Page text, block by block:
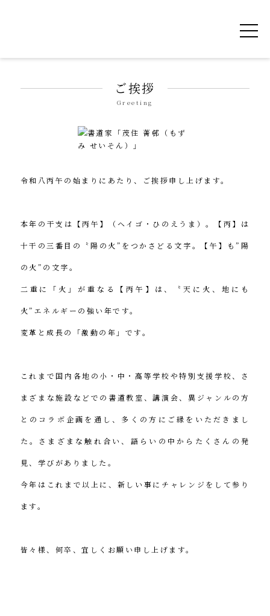
令和を書いた書道家「茂住 菁邨（もずみ せ
ご挨拶
Greeting
令和八丙午の始まりにあたり、ご挨拶申し上げます。
本年の干支は【丙午】（ヘイゴ・ひのえうま）。【丙】は
十干の三番目の〝陽の火”をつかさどる文字。【午】も”陽
の火”の文字。
二重に「火」が重なる【丙午】は、〝天に火、地にも
火”エネルギーの強い年です。
変革と成長の「激動の年」です。
これまで国内各地の小・中・高等学校や特別支援学校、さ
まざまな施設などでの書道教室、講演会、異ジャンルの方
とのコラボ企画を通し、多くの方にご縁をいただきまし
た。さまざまな触れ合い、語らいの中からたくさんの発
見、学びがありました。
今年はこれまで以上に、新しい事にチャレンジをして参り
ます。
皆々様、何卒、宜しくお願い申し上げます。